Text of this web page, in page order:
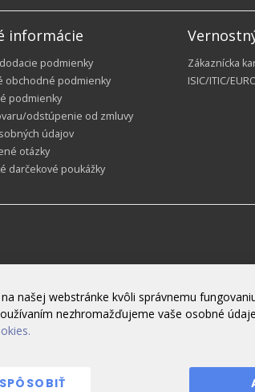
informácie
podmienky
obchodné podmienky
podmienky
odstúpenie od zmluvy
údajov
otázky
darčekové poukážky
Zákaznícka
ISIC/ITIC/
našej webstránke kvôli správnemu
nezhromažďujeme vaše osobné